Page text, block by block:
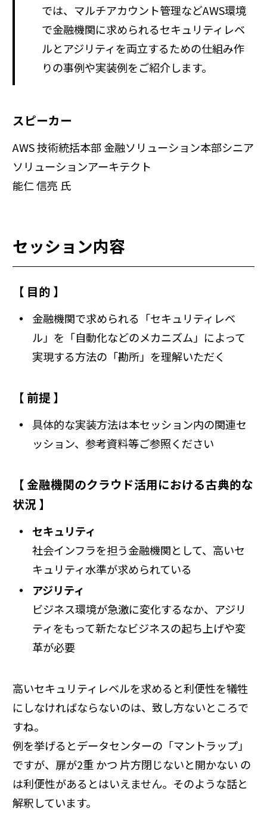
では、マルチアカウント管理などAWS環境
で金融機関に求められるセキュリティレベ
ルとアジリティを両立するための仕組み作
りの事例や実装例をご紹介します。
スピーカー
AWS 技術統括本部 金融ソリューション本部シニア
ソリューションアーキテクト
能仁 信亮 氏
セッション内容
【 目的 】
金融機関で求められる「セキュリティレベ
ル」を「自動化などのメカニズム」によって
実現する方法の「勘所」を理解いただく
【 前提 】
具体的な実装方法は本セッション内の関連セ
ッション、参考資料等ご参照ください
【 金融機関のクラウド活用における古典的な
状況 】
セキュリティ
社会インフラを担う金融機関として、高いセ
キュリティ水準が求められている
アジリティ
ビジネス環境が急激に変化するなか、アジリ
ティをもって新たなビジネスの起ち上げや変
革が必要
高いセキュリティレベルを求めると利便性を犠牲
にしなければならないのは、致し方ないところで
すね。
例を挙げるとデータセンターの「マントラップ」
ですが、扉が2重 かつ 片方閉じないと開かない の
は利便性があるとはいえません。そのような話と
解釈しています。